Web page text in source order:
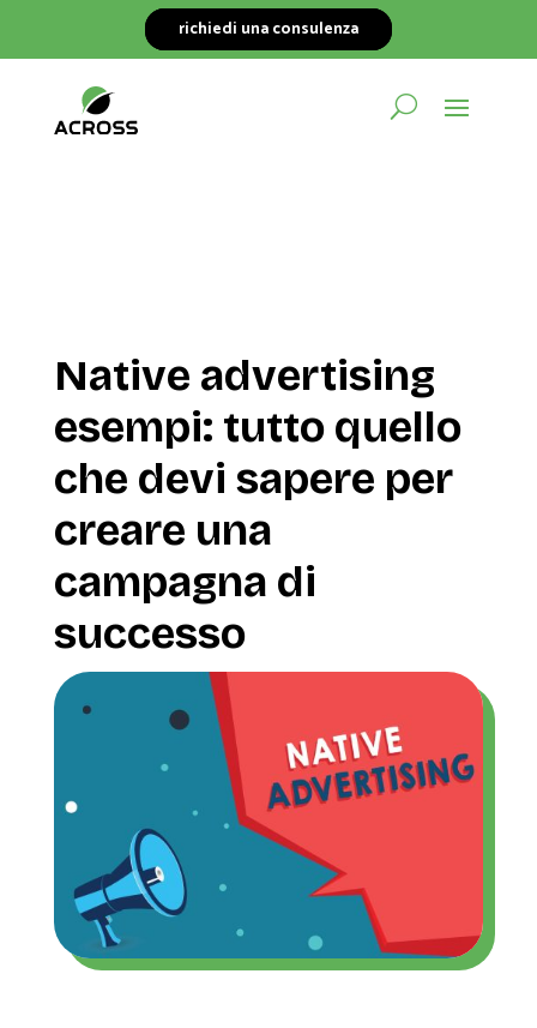
richiedi una consulenza
Native advertising
esempi: tutto quello
che devi sapere per
creare una
campagna di
successo